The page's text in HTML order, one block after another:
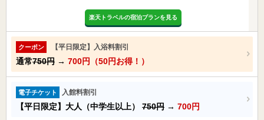
楽天トラベルの宿泊プランを見る
クーポン 【平日限定】入浴料割引
通常750円 → 700円（50円お得！）
電子チケット 入館料割引
【平日限定】大人（中学生以上） 750円 → 700円